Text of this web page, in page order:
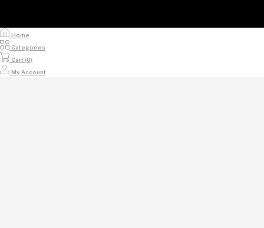
Home
Categories
Cart (0)
My Account